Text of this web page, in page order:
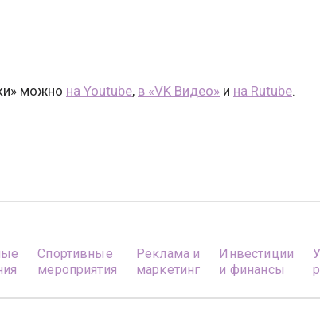
можно на Youtube, в «VK Видео» и на Rutube.
Спортивные
мероприятия
Реклама и
маркетинг
Инвестиции
и финансы